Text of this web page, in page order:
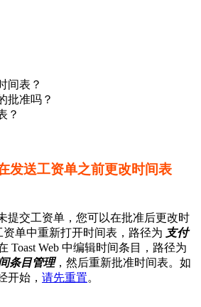
间表？
批准吗？
？
发送工资单之前更改时间表
提交工资单，您可以在批准后更改时
资单中重新打开时间表，路径为 支付
Toast Web 中编辑时间条目，路径为
条目管理，然后重新批准时间表。如
开始， 请先重置。